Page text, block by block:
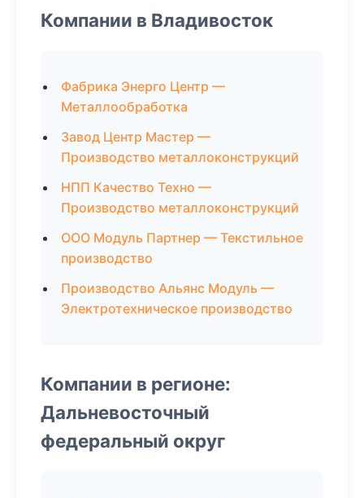
Компании в Владивосток
Фабрика Энерго Центр —
Металлообработка
Завод Центр Мастер —
Производство металлоконструкций
НПП Качество Техно —
Производство металлоконструкций
ООО Модуль Партнер — Текстильное
производство
Производство Альянс Модуль —
Электротехническое производство
Компании в регионе:
Дальневосточный
федеральный округ